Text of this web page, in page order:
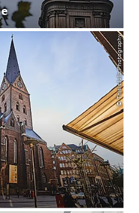
© ThisIsJulia Photography